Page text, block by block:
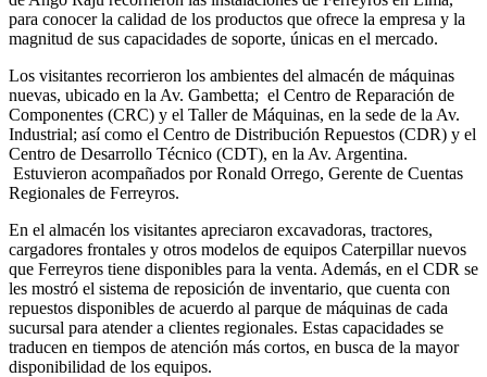
para conocer la calidad de los productos que ofrece la empresa y la
magnitud de sus capacidades de soporte, únicas en el mercado.
Los visitantes recorrieron los ambientes del almacén de máquinas
nuevas, ubicado en la Av. Gambetta; el Centro de Reparación de
Componentes (CRC) y el Taller de Máquinas, en la sede de la Av.
Industrial; así como el Centro de Distribución Repuestos (CDR) y el
Centro de Desarrollo Técnico (CDT), en la Av. Argentina.
Estuvieron acompañados por Ronald Orrego, Gerente de Cuentas
Regionales de Ferreyros.
En el almacén los visitantes apreciaron excavadoras, tractores,
cargadores frontales y otros modelos de equipos Caterpillar nuevos
que Ferreyros tiene disponibles para la venta. Además, en el CDR se
les mostró el sistema de reposición de inventario, que cuenta con
repuestos disponibles de acuerdo al parque de máquinas de cada
sucursal para atender a clientes regionales. Estas capacidades se
traducen en tiempos de atención más cortos, en busca de la mayor
disponibilidad de los equipos.